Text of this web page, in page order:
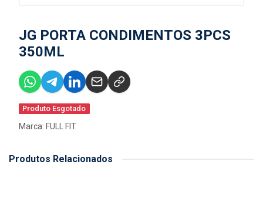
JG PORTA CONDIMENTOS 3PCS
350ML
Produto Esgotado
Marca: FULL FIT
Produtos Relacionados